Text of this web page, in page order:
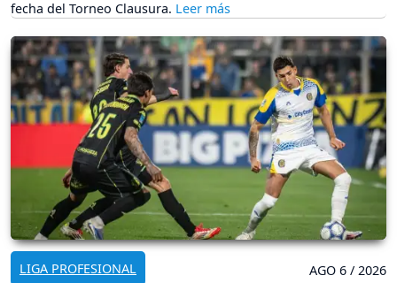
fecha del Torneo Clausura.
LIGA PROFESIONAL AGO 6 / 2026